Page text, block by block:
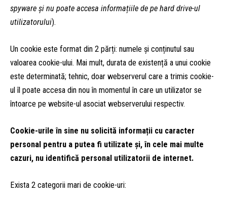
spyware și nu poate accesa informațiile de pe hard drive-ul
utilizatorului).
Un cookie este format din 2 părți: numele și conținutul sau
valoarea cookie-ului. Mai mult, durata de existență a unui cookie
este determinată; tehnic, doar webserverul care a trimis cookie-
ul îl poate accesa din nou în momentul în care un utilizator se
întoarce pe website-ul asociat webserverului respectiv.
Cookie-urile în sine nu solicită informații cu caracter
personal pentru a putea fi utilizate și, în cele mai multe
cazuri, nu identifică personal utilizatorii de internet.
Exista 2 categorii mari de cookie-uri: